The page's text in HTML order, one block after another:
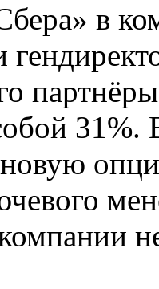
в
31%.